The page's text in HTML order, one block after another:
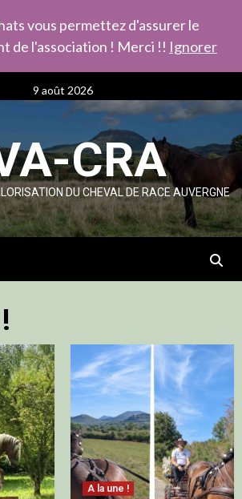
vous permettez d'assurer le
de l'association ! Merci !! Ignorer
9 août 2026
CRA
DU CHEVAL DE RACE AUVERGNE
A la une !